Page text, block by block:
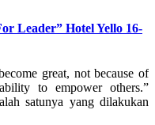
Leader” Hotel Yello 16-
great, not because of
to empower others.”
satunya yang dilakukan